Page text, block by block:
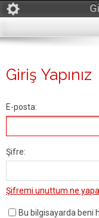
Giriş Yapınız
E-posta:
Şifre:
Şifremi unuttum ne
Bu bilgisayarda beni